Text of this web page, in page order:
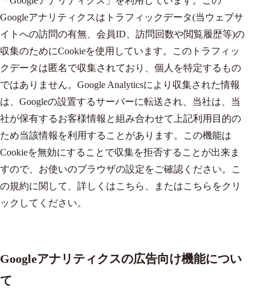
Googleアナリティクスはトラフィックデータ(当ウェブサ
イトへの訪問の有無、会員ID、訪問回数や閲覧履歴等)の
収集のためにCookieを使用しています。このトラフィッ
クデータは匿名で収集されており、個人を特定するもの
ではありません。Google Analyticsにより収集された情報
は、Googleの設置するサーバーに転送され、当社は、当
社が保有するお客様情報と組み合わせて上記利用目的の
ため当該情報を利用することがあります。この機能は
Cookieを無効にすることで収集を拒否することが出来ま
すので、お使いのブラウザの設定をご確認ください。こ
の規約に関して、詳しくはこちら 、またはこちら をクリ
ックしてください。
Googleアナリティクスの広告向け機能につい
て